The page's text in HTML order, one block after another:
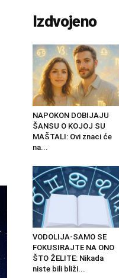
Izdvojeno
NAPOKON DOBIJAJU
ŠANSU O KOJOJ SU
MAŠTALI: Ovi znaci će
na...
VODOLIJA-SAMO SE
FOKUSIRAJTE NA ONO
ŠTO ŽELITE: Nikada
niste bili bliži...